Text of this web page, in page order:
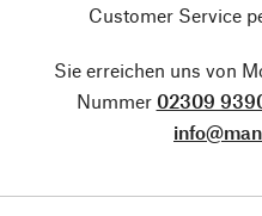
Customer Service
Sie erreichen uns von
Nummer 02309